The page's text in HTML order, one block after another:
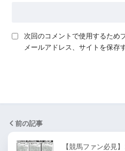
次回のコメントで使用するため
メールアドレス、サイトを保存
前の記事
【競馬ファン必見